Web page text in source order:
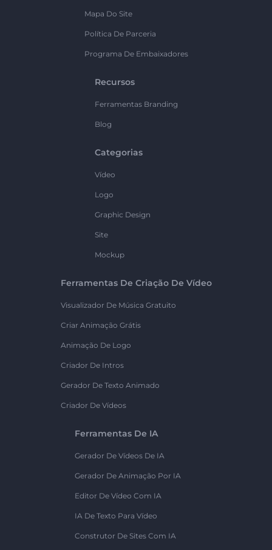
Mapa Do Site
Política De Parceria
Programa De Embaixadores
Recursos
Ferramentas Branding
Blog
Categorias
Vídeo
Logo
Graphic Design
Site
Mockup
Ferramentas De Criação De Vídeo
Visualizador De Música Gratuito
Criar Animação Grátis
Animação De Logo
Criador De Intros
Gerador De Texto Animado
Criador De Vídeos
Ferramentas De IA
Gerador De Vídeos De IA
Gerador De Animação Por IA
Editor De Vídeo Com IA
IA De Texto Para Vídeo
Construtor De Sites Com IA